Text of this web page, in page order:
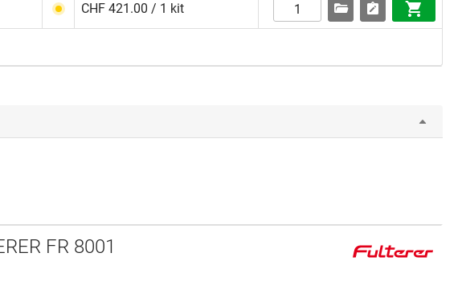
CHF 421.00 / 1 kit
FR 8001